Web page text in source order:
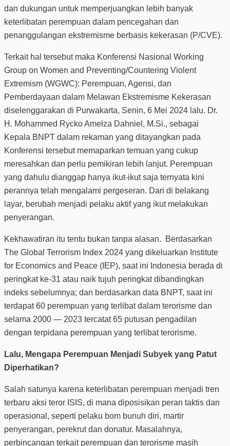
dan dukungan untuk memperjuangkan lebih banyak
keterlibatan perempuan dalam pencegahan dan
penanggulangan ekstremisme berbasis kekerasan (P/CVE).
Terkait hal tersebut maka Konferensi Nasional Working
Group on Women and Preventing/Countering Violent
Extremism (WGWC): Perempuan, Agensi, dan
Pemberdayaan dalam Melawan Ekstremisme Kekerasan
diselenggarakan di Purwakarta, Senin, 6 Mei 2024 lalu. Dr.
H. Mohammed Rycko Amelza Dahniel, M.Si., sebagai
Kepala BNPT dalam rekaman yang ditayangkan pada
Konferensi tersebut memaparkan temuan yang cukup
meresahkan dan perlu pemikiran lebih lanjut. Perempuan
yang dahulu dianggap hanya ikut-ikut saja ternyata kini
perannya telah mengalami pergeseran. Dari di belakang
layar, berubah menjadi pelaku aktif yang ikut melakukan
penyerangan.
Kekhawatiran itu tentu bukan tanpa alasan. Berdasarkan
The Global Terrorism Index 2024 yang dikeluarkan Institute
for Economics and Peace (IEP), saat ini Indonesia berada di
peringkat ke-31 atau naik tujuh peringkat dibandingkan
indeks sebelumnya; dan berdasarkan data BNPT, saat ini
terdapat 60 perempuan yang terlibat dalam terorisme dan
selama 2000 — 2023 tercatat 65 putusan pengadilan
dengan terpidana perempuan yang terlibat terorisme.
Lalu, Mengapa Perempuan Menjadi Subyek yang Patut
Diperhatikan?
Salah satunya karena keterlibatan perempuan menjadi tren
terbaru aksi teror ISIS, di mana diposisikan peran taktis dan
operasional, seperti pelaku bom bunuh diri, martir
penyerangan, perekrut dan donatur. Masalahnya,
perbincangan terkait perempuan dan terorisme masih